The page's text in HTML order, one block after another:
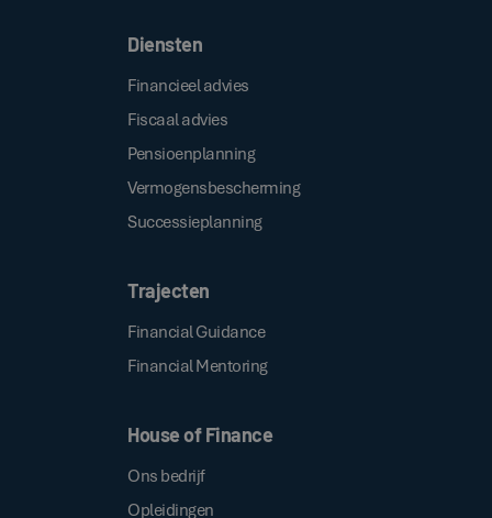
Diensten
Financieel advies
Fiscaal advies
Pensioenplanning
Vermogensbescherming
Successieplanning
Trajecten
Financial Guidance
Financial Mentoring
House of Finance
Ons bedrijf
Opleidingen